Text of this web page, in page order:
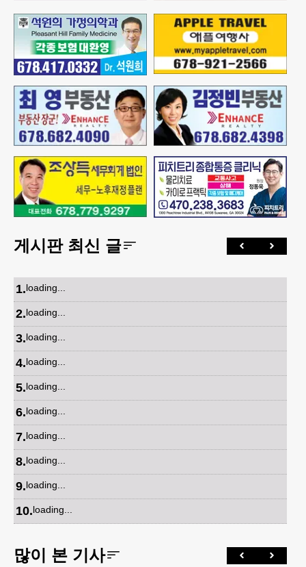
게시판 최신 글
1.loading...
2.loading...
3.loading...
4.loading...
5.loading...
6.loading...
7.loading...
8.loading...
9.loading...
10.loading...
많이 본 기사